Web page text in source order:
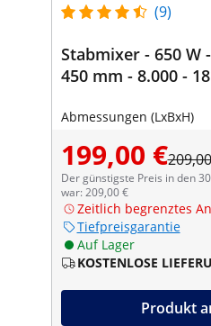
(9)
Stabmixer - 650 W
450 mm - 8.000 -
Abmessungen (LxBxH)
199,00 €
Der günstigste Preis in den
war: 209,00 €
Zeitlich begrenztes
Tiefpreisgarantie
Auf Lager
KOSTENLOSE
Produkt